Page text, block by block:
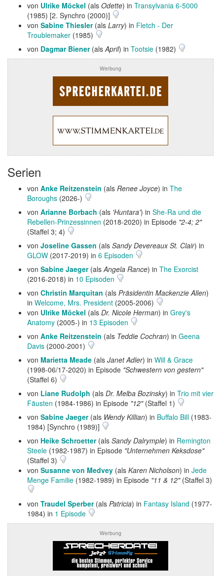
von Ulrike Möckel (als Odette) in Transylvania 6-5000
(1985) [2. Synchro (2000)]
von Sabine Thiesler(als Larry) in Fletch - Der
Troublemaker (1985)
von Dagmar Biener(alsApril) in Tootsie (1982)
Werbung
Serien
von Anke Reitzenstein (als Renee Joyce) in The
Boroughs (2026-)
von Arianne Borbach (als 'Huntara') in She-Ra und die
Rebellen-Prinzessinnen (2018-2020) in Episode "2-4; 2"
(Staffel 3; 4)
von Joseline Gassen (als Sandy Devereaux St. Clair) in
GLOW (2017-2019) in 6 Episoden
von Sabine Jaeger(alsAngela Rance) in The Exorcist
(2016-2018) in 10 Episoden
von Christin Marquitan (als Präsidentin Mackenzie Allen)
in Welcome, Mrs. President (2005-2006)
von Ulrike Möckel (als Dr. Nicole Herman) in Grey's
Anatomy (2005-) in 13 Episoden
von Anke Reitzenstein (als Teddie Cochran) in Geena
Davis (2000-2001)
von Marietta Meade (als Janet Adler) in Will & Grace
(1998-06/17-2020) in Episode "Schwestern von gestern"
(Staffel 6)
von Liane Rudolph (als Dr. Melba Bozinsky) in Trio mit vier
Fäusten (1984-1986) in Episode "12"(Staffel 1)
von Sabine Jaeger(als Wendy Killian) in Buffalo Bill (1983-
1984) [Synchro (1989)]
von Heike Schroetter(als Sandy Dalrymple) in Remington
Steele (1982-1987) in Episode "Unternehmen Keksdose"
(Staffel 3)
von Susanne von Medvey (als Karen Nicholson) in Jede
Menge Familie (1982-1989) in Episode "11 & 12"(Staffel 3)
von Traudel Sperber(als Patricia) in Fantasy Island (1977-
1984) in 1 Episode
Werbung